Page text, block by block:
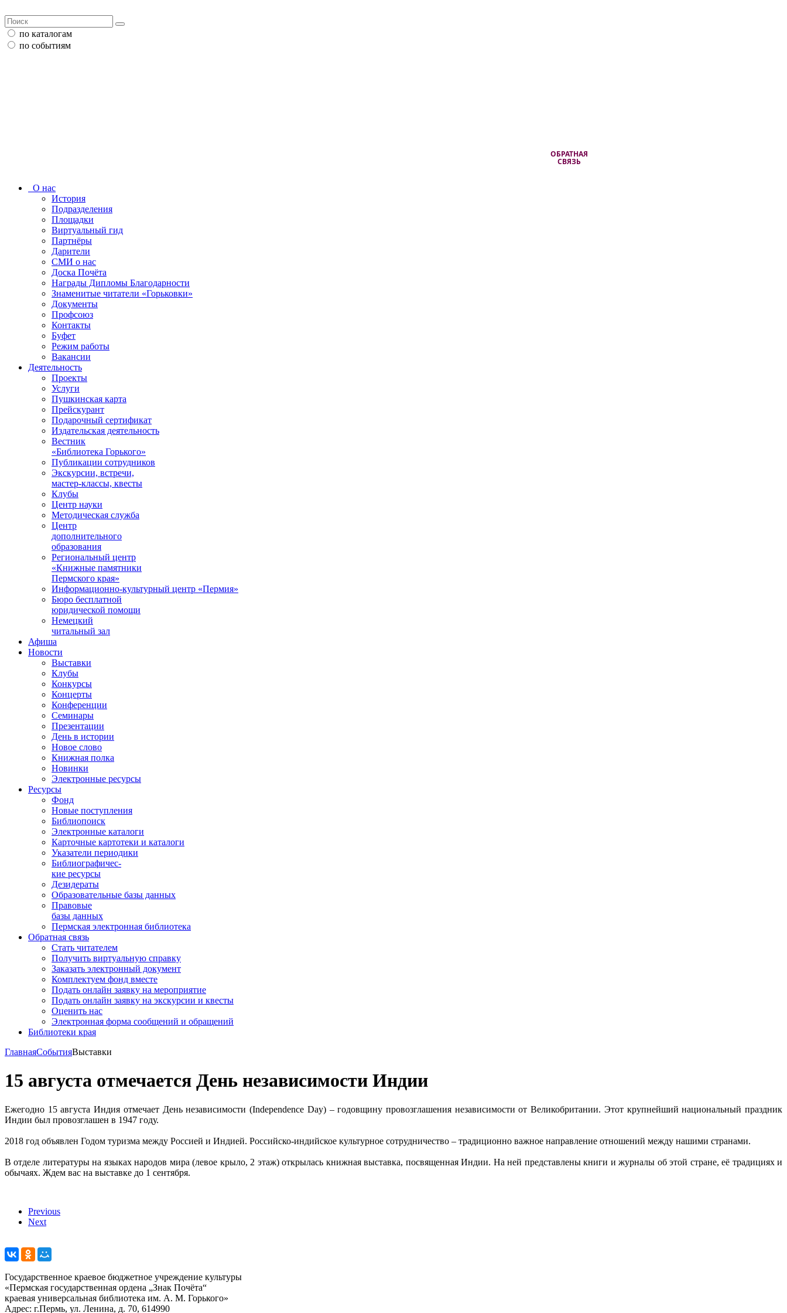
по каталогам
по событиям
ОБРАТНАЯ
СВЯЗЬ
О нас
История
Подразделения
Площадки
Виртуальный гид
Партнёры
Дарители
СМИ о нас
Доска Почёта
Награды Дипломы Благодарности
Знаменитые читатели «Горьковки»
Документы
Профсоюз
Контакты
Буфет
Режим работы
Вакансии
Деятельность
Проекты
Услуги
Пушкинская карта
Прейскурант
Подарочный сертификат
Издательская деятельность
Вестник
«Библиотека Горького»
Публикации сотрудников
Экскурсии, встречи,
мастер-классы, квесты
Клубы
Центр науки
Методическая служба
Центр
дополнительного
образования
Региональный центр
«Книжные памятники
Пермского края»
Информационно-культурный центр «Пермия»
Бюро бесплатной
юридической помощи
Немецкий
читальный зал
Афиша
Новости
Выставки
Клубы
Конкурсы
Концерты
Конференции
Семинары
Презентации
День в истории
Новое слово
Книжная полка
Новинки
Электронные ресурсы
Ресурсы
Фонд
Новые поступления
Библиопоиск
Электронные каталоги
Карточные картотеки и каталоги
Указатели периодики
Библиографичес-
кие ресурсы
Дезидераты
Образовательные базы данных
Правовые
базы данных
Пермская электронная библиотека
Обратная связь
Стать читателем
Получить виртуальную справку
Заказать электронный документ
Комплектуем фонд вместе
Подать онлайн заявку на мероприятие
Подать онлайн заявку на экскурсии и квесты
Оценить нас
Электронная форма сообщений и обращений
Библиотеки края
ГлавнаяСобытияВыставки
15 августа отмечается День независимости Индии
Ежегодно 15 августа Индия отмечает День независимости (Independence Day) – годовщину провозглашения независимости от Великобритании. Этот крупнейший национальный праздник
Индии был провозглашен в 1947 году.
2018 год объявлен Годом туризма между Россией и Индией. Российско-индийское культурное сотрудничество – традиционно важное направление отношений между нашими странами.
В отделе литературы на языках народов мира (левое крыло, 2 этаж) открылась книжная выставка, посвященная Индии. На ней представлены книги и журналы об этой стране, её традициях и
обычаях. Ждем вас на выставке до 1 сентября.
Previous
Next
Государственное краевое бюджетное учреждение культуры
«Пермская государственная ордена „Знак Почёта“
краевая универсальная библиотека им. А. М. Горького»
Адрес: г.Пермь, ул. Ленина, д. 70, 614990